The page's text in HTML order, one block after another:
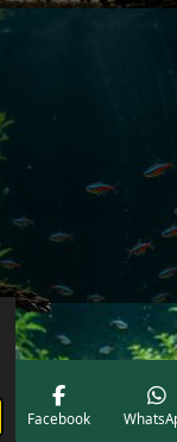
Facebook